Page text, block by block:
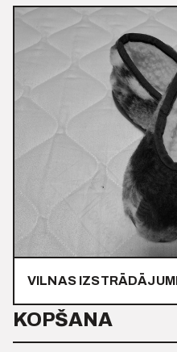
VILNAS
KOPŠANA